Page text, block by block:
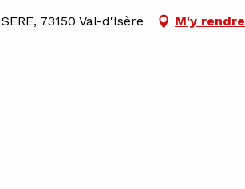
73150 Val-d'Isère M'y rendre